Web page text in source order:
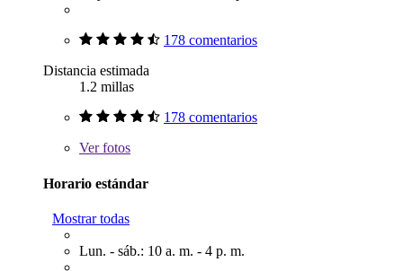
178 comentarios
Distancia estimada
1.2 millas
178 comentarios
Verfotos
Horario estándar
Mostrar todas
Lun. - sáb.: 10 a. m. - 4 p. m.